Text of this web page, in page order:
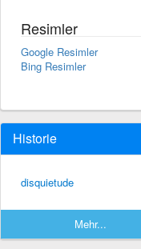
Resimler
Google Resimler
Bing Resimler
Historie
disquietude
Mehr...